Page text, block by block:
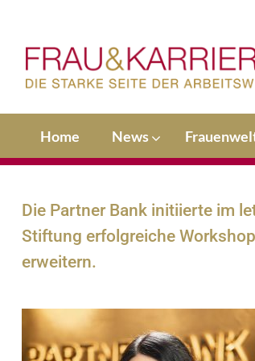
Home News
Die Partner Bank initiierte im
Stiftung erfolgreiche
erweitern.